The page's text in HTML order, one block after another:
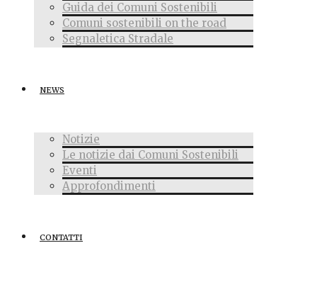
Guida dei Comuni Sostenibili
Comuni sostenibili on the road
Segnaletica Stradale
NEWS
Notizie
Le notizie dai Comuni Sostenibili
Eventi
Approfondimenti
CONTATTI